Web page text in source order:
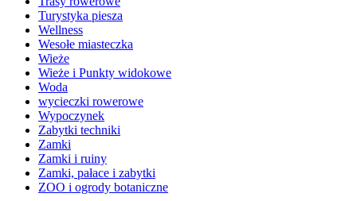
Turystyka piesza
Wellness
Wesołe miasteczka
Wieże
Wieże i Punkty widokowe
Woda
wycieczki rowerowe
Wypoczynek
Zabytki techniki
Zamki
Zamki i ruiny
Zamki, pałace i zabytki
ZOO i ogrody botaniczne